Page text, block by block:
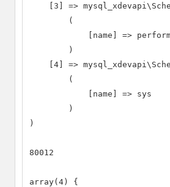
[3] =>
        (
[name] =>
        )
[4] =>
        (
            [name] => sys
        )
)
80012
array(4) {